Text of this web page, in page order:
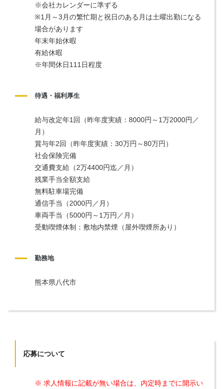
※会社カレンダーに準ずる
※1月～3月の繁忙期と祝日のある月は土曜出勤になる
場合があります
年末年始休暇
有給休暇
※年間休日111日程度
待遇・福利厚生
給与改定年1回（昨年度実績：8000円～1万2000円／
月）
賞与年2回（昨年度実績：30万円～80万円）
社会保険完備
交通費支給（2万4400円迄／月）
残業手当全額支給
無料駐車場完備
通信手当（2000円／月）
車両手当（5000円～1万円／月）
受動喫煙体制：敷地内禁煙（屋外喫煙所あり）
勤務地
熊本県八代市
応募について
※ 求人情報に記載が無い場合は、内定時までに開示い